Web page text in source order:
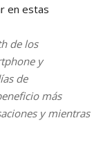
en estas
de los
y
de
más
y mientras